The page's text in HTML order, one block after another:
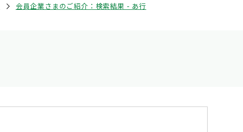
会員企業さまのご紹介：検索結果 - あ行